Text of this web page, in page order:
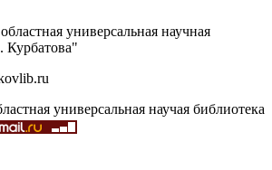
универсальная научная
Курбатова"
универсальная научая библиотека